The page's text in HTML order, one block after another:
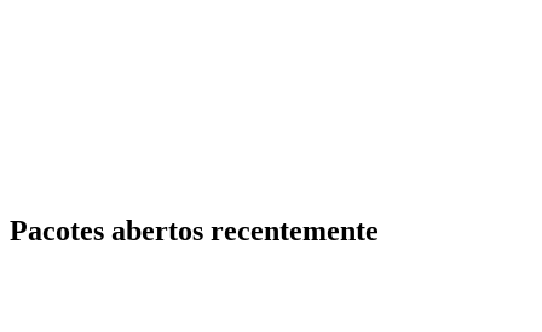
Pacotes abertos recentemente